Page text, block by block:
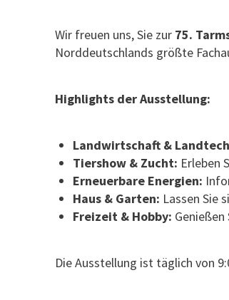
Wir freuen uns, Sie zur 75.
Norddeutschlands größte
Highlights der Ausstellung:
Landwirtschaft &
Tiershow & Zucht: Erleben
Erneuerbare Energien:
Haus & Garten: Lassen Sie
Freizeit & Hobby:
Die Ausstellung ist täglich von